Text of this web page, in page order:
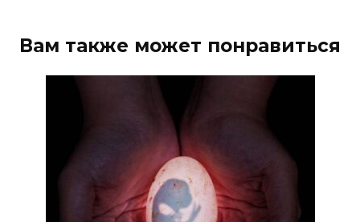
Вам также может понравиться